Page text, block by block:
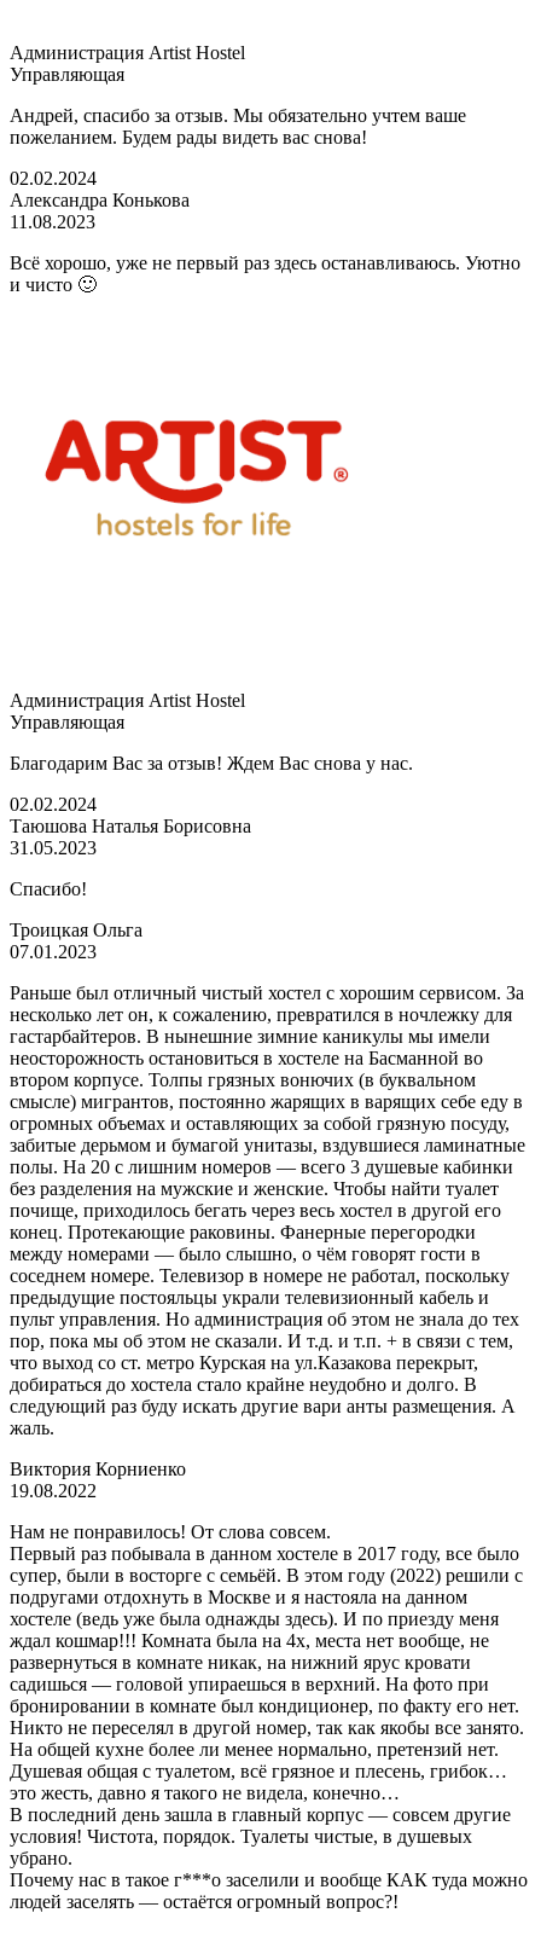
Администрация Artist Hostel
Управляющая
Андрей, спасибо за отзыв. Мы обязательно учтем ваше
пожеланием. Будем рады видеть вас снова!
02.02.2024
Александра Конькова
11.08.2023
Всё хорошо, уже не первый раз здесь останавливаюсь. Уютно
и чисто 🙂
Администрация Artist Hostel
Управляющая
Благодарим Вас за отзыв! Ждем Вас снова у нас.
02.02.2024
Таюшова Наталья Борисовна
31.05.2023
Спасибо!
Троицкая Ольга
07.01.2023
Раньше был отличный чистый хостел с хорошим сервисом. За
несколько лет он, к сожалению, превратился в ночлежку для
гастарбайтеров. В нынешние зимние каникулы мы имели
неосторожность остановиться в хостеле на Басманной во
втором корпусе. Толпы грязных вонючих (в буквальном
смысле) мигрантов, постоянно жарящих в варящих себе еду в
огромных объемах и оставляющих за собой грязную посуду,
забитые дерьмом и бумагой унитазы, вздувшиеся ламинатные
полы. На 20 с лишним номеров — всего 3 душевые кабинки
без разделения на мужские и женские. Чтобы найти туалет
почище, приходилось бегать через весь хостел в другой его
конец. Протекающие раковины. Фанерные перегородки
между номерами — было слышно, о чём говорят гости в
соседнем номере. Телевизор в номере не работал, поскольку
предыдущие постояльцы украли телевизионный кабель и
пульт управления. Но администрация об этом не знала до тех
пор, пока мы об этом не сказали. И т.д. и т.п. + в связи с тем,
что выход со ст. метро Курская на ул.Казакова перекрыт,
добираться до хостела стало крайне неудобно и долго. В
следующий раз буду искать другие вари анты размещения. А
жаль.
Виктория Корниенко
19.08.2022
Нам не понравилось! От слова совсем.
Первый раз побывала в данном хостеле в 2017 году, все было
супер, были в восторге с семьёй. В этом году (2022) решили с
подругами отдохнуть в Москве и я настояла на данном
хостеле (ведь уже была однажды здесь). И по приезду меня
ждал кошмар!!! Комната была на 4х, места нет вообще, не
развернуться в комнате никак, на нижний ярус кровати
садишься — головой упираешься в верхний. На фото при
бронировании в комнате был кондиционер, по факту его нет.
Никто не переселял в другой номер, так как якобы все занято.
На общей кухне более ли менее нормально, претензий нет.
Душевая общая с туалетом, всё грязное и плесень, грибок…
это жесть, давно я такого не видела, конечно…
В последний день зашла в главный корпус — совсем другие
условия! Чистота, порядок. Туалеты чистые, в душевых
убрано.
Почему нас в такое г***о заселили и вообще КАК туда можно
людей заселять — остаётся огромный вопрос?!